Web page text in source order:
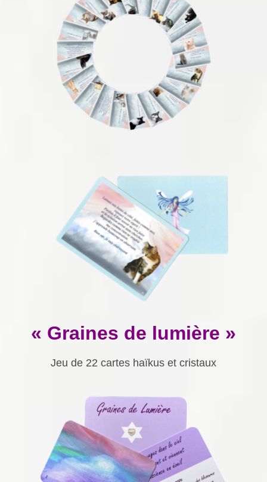
« Graines de lumière »
Jeu de 22 cartes haïkus et cristaux